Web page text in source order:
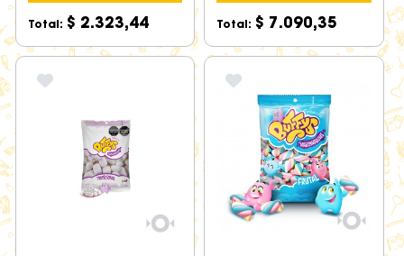
Total: $ 2.323,44 Total: $ 7.090,35